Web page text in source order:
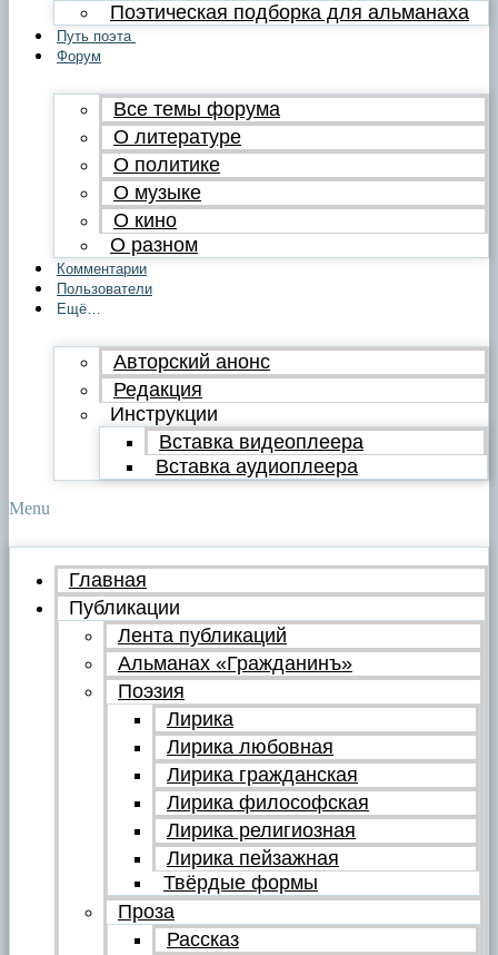
Поэтическая подборка для альманаха
Путь поэта
Форум
Все темы форума
О литературе
О политике
О музыке
О кино
О разном
Комментарии
Пользователи
Ещё…
Авторский анонс
Редакция
Инструкции
Вставка видеоплеера
Вставка аудиоплеера
Menu
Главная
Публикации
Лента публикаций
Альманах «Гражданинъ»
Поэзия
Лирика
Лирика любовная
Лирика гражданская
Лирика философская
Лирика религиозная
Лирика пейзажная
Твёрдые формы
Проза
Рассказ